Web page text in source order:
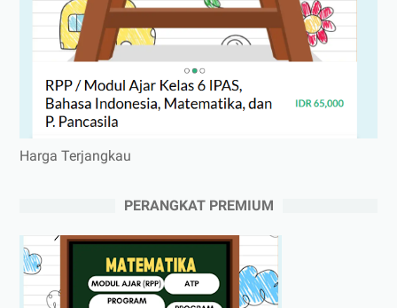
Harga Terjangkau
PERANGKAT PREMIUM